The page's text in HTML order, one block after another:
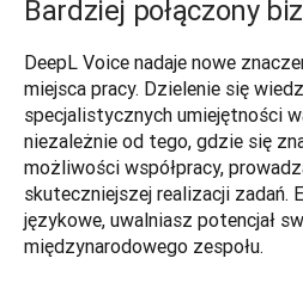
Bardziej połączony
DeepL Voice nadaje nowe
miejsca pracy. Dzielenie się
specjalistycznych umiejętności
niezależnie od tego, gdzie się
możliwości współpracy,
skuteczniejszej realizacji zadań.
językowe, uwalniasz potencjał
międzynarodowego zespołu.